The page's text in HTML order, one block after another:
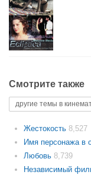
Смотрите также
другие темы в
Жестокость 8,527
Имя персонажа в
Любовь 8,739
Независимый